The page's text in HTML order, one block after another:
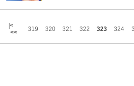
|<
<<
319 320 321 322 323 324